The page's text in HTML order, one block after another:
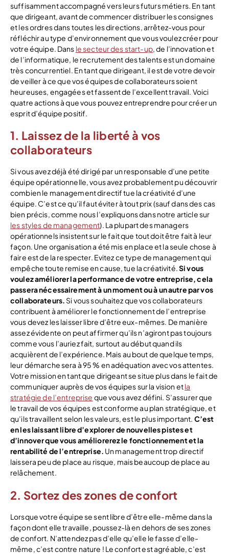
suffisamment accompagné vers leurs futurs métiers. En tant
que dirigeant, avant de commencer distribuer les consignes
et les ordres dans toutes les directions, arrêtez-vous pour
réfléchir au type d’environnement que vous voulez créer pour
votre équipe. Dans le secteur des start-up, de l’innovation et
de l’informatique, le recrutement des talents est un domaine
très concurrentiel. En tant que dirigeant, il est de votre devoir
de veiller à ce que vos équipes de collaborateurs soient
heureuses, engagées et fassent de l’excellent travail. Voici
quatre actions à que vous pouvez entreprendre pour créer un
esprit d’équipe positif.
1. Laissez de la liberté à vos
collaborateurs
Si vous avez déjà été dirigé par un responsable d’une petite
équipe opérationnelle, vous avez probablement pu découvrir
combien le management directif tue la créativité d’une
équipe. C’est ce qu’il faut éviter à tout prix (sauf dans des cas
bien précis, comme nous l’expliquons dans notre article sur
les styles de management). La plupart des managers
opérationnels insistent sur le fait que tout doit être fait à leur
façon. Une organisation a été mis en place et la seule chose à
faire est de la respecter. Evitez ce type de management qui
empêche toute remise en cause, tue la créativité.Si vous
voulez améliorer la performance de votre entreprise, cela
passera nécessairement à un moment ou à un autre par vos
collaborateurs. Si vous souhaitez que vos collaborateurs
contribuent à améliorer le fonctionnement de l’entreprise
vous devez les laisser libre d’être eux-mêmes. De manière
assez évidente on peut affirmer qu’ils n’agiront pas toujours
comme vous l’auriez fait, surtout au début quand ils
acquièrent de l’expérience. Mais au bout de quelque temps,
leur démarche sera à 95 % en adéquation avec vos attentes.
Votre mission en tant que dirigeant se situe plus dans le fait de
communiquer auprès de vos équipes sur la vision etla
stratégie de l’entreprise que vous avez défini. S’assurer que
le travail de vos équipes est conforme au plan stratégique, et
qu’ils travaillent selon les valeurs, est le plus important. C’est
en les laissant libre d’explorer de nouvelles pistes et
d’innover que vous améliorerez le fonctionnement et la
rentabilité de l’entreprise. Un management trop directif
laissera peu de place au risque, mais beaucoup de place au
relâchement.
2. Sortez des zones de confort
Lorsque votre équipe se sent libre d’être elle-même dans la
façon dont elle travaille, poussez-là en dehors de ses zones
de confort. N’attendez pas d’elle qu’elle le fasse d’elle-
même, c’est contre nature ! Le confort est agréable, c’est